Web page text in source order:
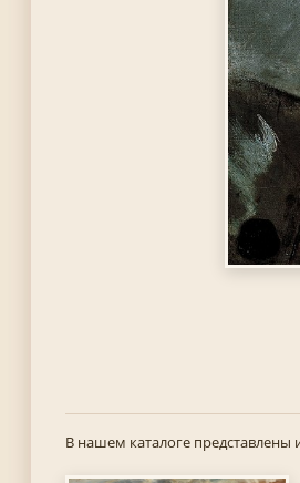
В нашем каталоге представлены